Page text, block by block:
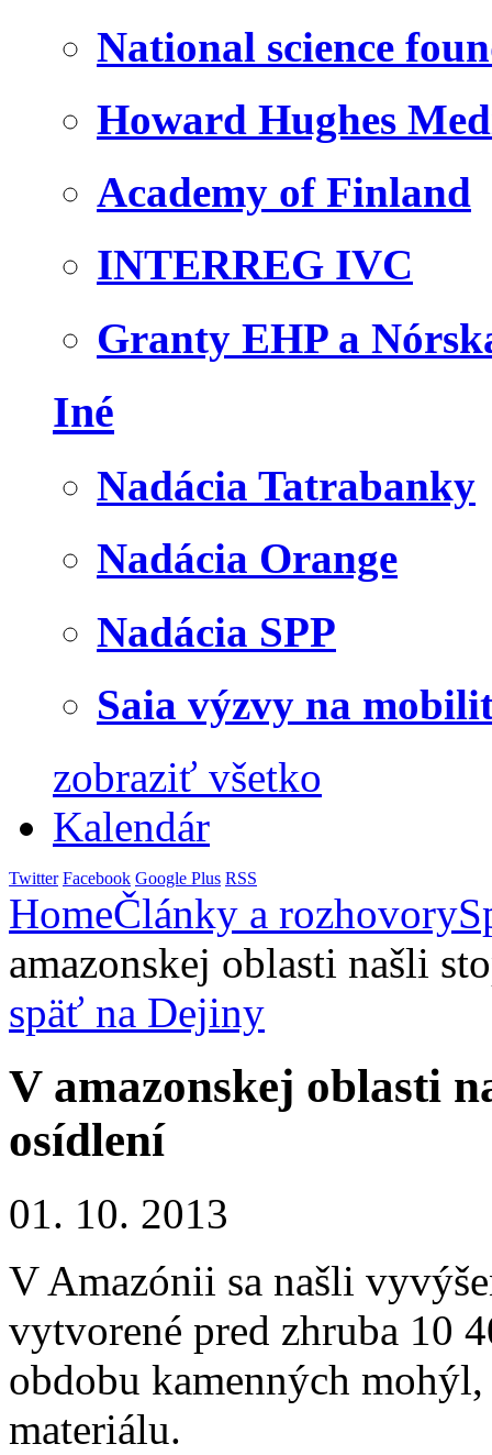
National science
Howard Hughes
Academy of Finland
INTERREG IVC
Granty EHP a
Iné
Nadácia Tatrabanky
Nadácia Orange
Nadácia SPP
Saia výzvy na
zobraziť všetko
Kalendár
Twitter Facebook Google Plus RSS
HomeČlánky a rozhovory
amazonskej oblasti našli
späť na Dejiny
V amazonskej oblasti
osídlení
01. 10. 2013
V Amazónii sa našli
vytvorené pred zhruba 10
obdobu kamenných
materiálu.